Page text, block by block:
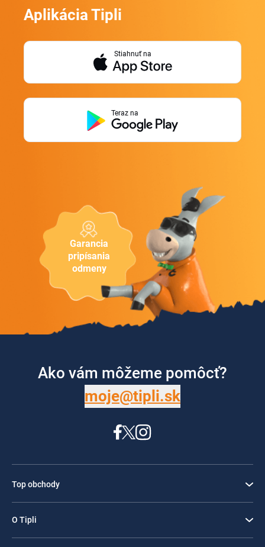
Garancia
pripísania
odmeny
Aplikácia Tipli
Stiahnuť na
Teraz na
Ako vám môžeme pomôcť?
moje@tipli.sk
Top obchody
O Tipli